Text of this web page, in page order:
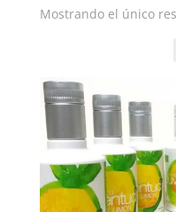
Mostrando el único